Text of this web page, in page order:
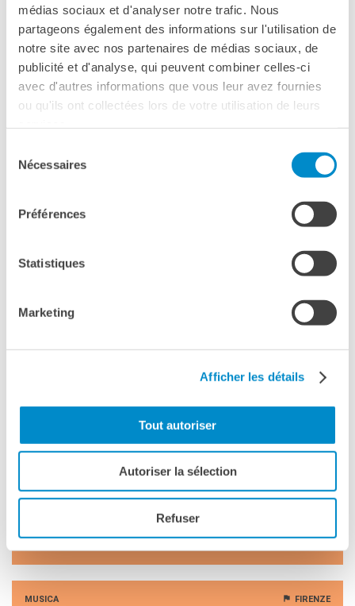
médias sociaux et d'analyser notre trafic. Nous
partageons également des informations sur l'utilisation de
notre site avec nos partenaires de médias sociaux, de
publicité et d'analyse, qui peuvent combiner celles-ci
avec d'autres informations que vous leur avez fournies
ou qu'ils ont collectées lors de votre utilisation de leurs
Nécessaires
Préférences
Statistiques
Marketing
Afficher les détails
Tout autoriser
Autoriser la sélection
Refuser
FESTA DELLA MUSICA NAPOLI
SOIRÉE DJ & BAR IN TER­RAZ­ZA !
PROIEZIONE DI 'LAURENT GARNIER: OFF THE RECORD -
In occasione della Festa della Musica il Grenoble organizza in
terrazza una serata DJ & Bar: presentiamo il documentario sulla
leggenda della Tecno, Laurent Garnier, su grande schermo, al film
EVENTO SPECIALE NAPOLI
FÊTE DE LA MU­SI­QUE 2021
CANTI, DANZE POPOLARI E FILM SULLA TERRAZZA DEL
Dalle ore 19.30 performance di canti e danze della tradizione
popolare napoletana e francese, con focus su villanelle, tarantelle,
moresche e tammurriate. In seguito, alle ore 21, proiezione del film-
documentario LE GRAND BAL di Laetitia Carton. PRENOTAZIONE
MUSICA FIRENZE